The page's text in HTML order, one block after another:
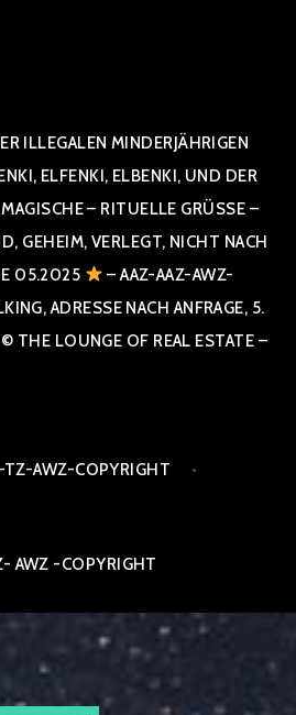
ILLEGALEN MINDERJÄHRIGEN
ELFENKI, ELBENKI, UND DER
– RITUELLE GRÜSSE – GR
VERLEGT, NICHT NACH SPA
05.2025
– AAZ-AAZ-AWZ-
ADRESSE NACH ANFRAGE, 5. E
LOUNGE OF REAL ESTATE – CO
TZ-AWZ-COPYRIGHT
AWZ -COPYRIGHT